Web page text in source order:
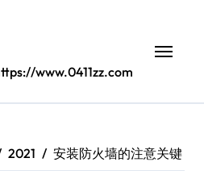
www.0411zz.com
2021 安装防火墙的注意关键